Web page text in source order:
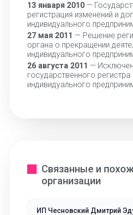
13 января 2010 —
регистрация изменений и
индивидуального
27 мая 2011 — Решение
органа о прекращении
индивидуального
26 августа 2011 —
государственного регистра
индивидуального
Связанные и
организации
ИП Чесновский Дмитрий